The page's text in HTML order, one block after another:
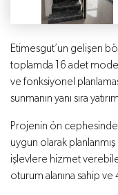
Etimesgut’un gelişen
toplamda 16 adet
ve fonksiyonel
sunmanın yanı sıra
Projenin ön cephesinde
uygun olarak
işlevlere hizmet
oturum alanına sahip ve